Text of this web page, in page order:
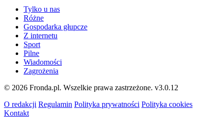
Tylko u nas
Różne
Gospodarka głupcze
Z internetu
Sport
Pilne
Wiadomości
Zagrożenia
© 2026 Fronda.pl. Wszelkie prawa zastrzeżone. v3.0.12
O redakcji Regulamin Polityka prywatności Polityka cookies
Kontakt